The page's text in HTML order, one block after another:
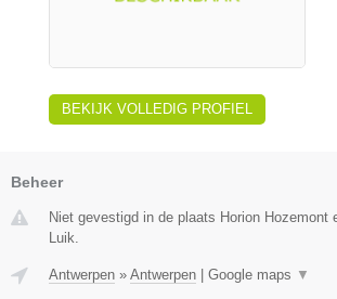
BEKIJK VOLLEDIG PROFIEL
Beheer
Niet gevestigd in de plaats Horion Hozemont
Luik.
Antwerpen » Antwerpen | Google maps ▼